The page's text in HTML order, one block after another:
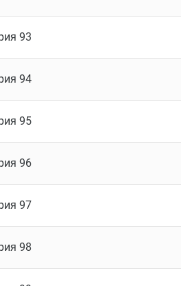
93
94
95
96
97
98